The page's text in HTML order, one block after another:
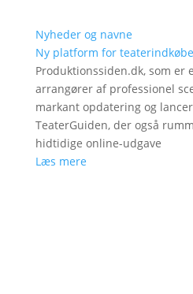
Nyheder og navne
Ny platform for
Produktionssiden.dk, som er
arrangører af professionel
markant opdatering og
TeaterGuiden, der også
hidtidige online-udgave
Læs mere